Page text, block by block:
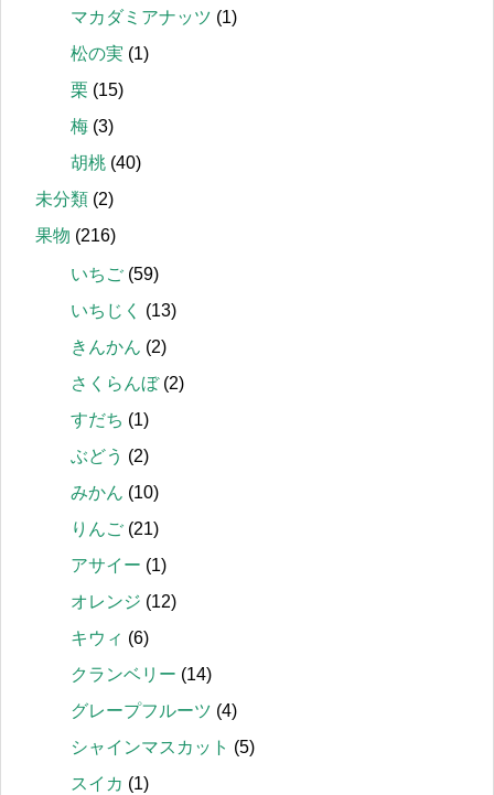
マカダミアナッツ (1)
松の実 (1)
栗 (15)
梅 (3)
胡桃 (40)
未分類 (2)
果物 (216)
いちご (59)
いちじく
(13)
きんかん (2)
さくらんぼ(2)
すだち (1)
ぶどう (2)
みかん (10)
りんご (21)
アサイー (1)
オレンジ (12)
キウィ (6)
クランベリー (14)
グレープフルーツ (4)
シャインマスカット (5)
スイカ (1)